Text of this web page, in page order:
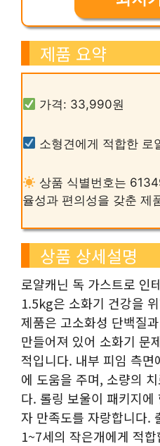
제품 요약
가격: 33,990원
소형견에게 적합한 로
상품 식별번호는
율성과 편의성을 갖춘 제
상품 상세설명
로얄캐닌 독 가스트로 인
1.5kg은 소화기 건강을
제품은 고소화성 단백질
만들어져 있어 소화기 문
적입니다. 내부 피임 측
에 도움을 주며, 소량의
다. 롤링 보울이 패키지
자 만족도를 자랑합니다.
1~7세의 작은개에게 적